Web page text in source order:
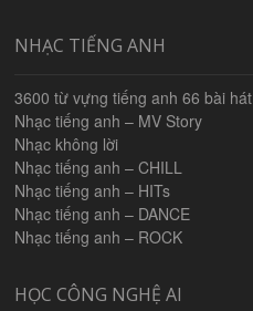
NHẠC TIẾNG ANH
3600 từ vựng tiếng anh 66 bài hát
Nhạc tiếng anh – MV Story
Nhạc không lời
Nhạc tiếng anh – CHILL
Nhạc tiếng anh – HITs
Nhạc tiếng anh – DANCE
Nhạc tiếng anh – ROCK
HỌC CÔNG NGHỆ AI